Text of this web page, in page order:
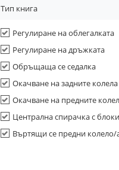
Тип книга
Регулиране на облегалката
Регулиране на дръжката
Обръщаща се седалка
Окачване на задните колела
Окачване на предните
Централна спирачка с
Въртящи се предни колело/